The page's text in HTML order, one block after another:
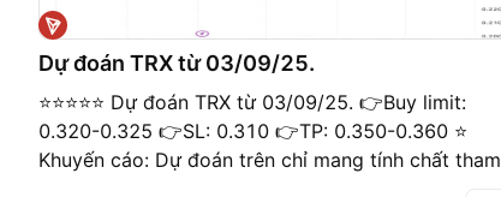
Dự đoán TRX từ 03/09/25.
⭐️⭐️⭐️⭐️⭐️ Dự đoán TRX từ 03/09/25. 👉Buy limit:
0.320-0.325 👉SL: 0.310 👉TP: 0.350-0.360 ⭐️
Khuyến cáo: Dự đoán trên chỉ mang tính chất tham